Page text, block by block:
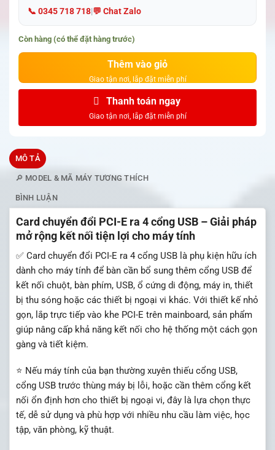
📞 0345 718 718|💬 Chat Zalo
Còn hàng (có thể đặt hàng trước)
Thêm vào giỏ
Thanh toán ngay
MÔ TẢ
🔎 MODEL & MÃ MÁY TƯƠNG THÍCH
BÌNH LUẬN
Card chuyển đổi PCI-E ra 4 cổng USB – Giải pháp
mở rộng kết nối tiện lợi cho máy tính
✅ Card chuyển đổi PCI-E ra 4 cổng USB là phụ kiện hữu ích
dành cho máy tính để bàn cần bổ sung thêm cổng USB để
kết nối chuột, bàn phím, USB, ổ cứng di động, máy in, thiết
bị thu sóng hoặc các thiết bị ngoại vi khác. Với thiết kế nhỏ
gọn, lắp trực tiếp vào khe PCI-E trên mainboard, sản phẩm
giúp nâng cấp khả năng kết nối cho hệ thống một cách gọn
gàng và tiết kiệm.
⭐ Nếu máy tính của bạn thường xuyên thiếu cổng USB,
cổng USB trước thùng máy bị lỗi, hoặc cần thêm cổng kết
nối ổn định hơn cho thiết bị ngoại vi, đây là lựa chọn thực
tế, dễ sử dụng và phù hợp với nhiều nhu cầu làm việc, học
tập, văn phòng, kỹ thuật.